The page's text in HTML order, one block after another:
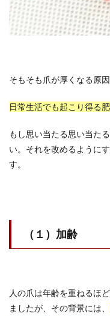
そもそも爪が厚くなる原
日常生活でも起こり得る
もし思い当たる思い当た
い。それを改めるように
す。
（１）加齢
人の爪は年齢を重ねるほ
ましたが、その背景には、